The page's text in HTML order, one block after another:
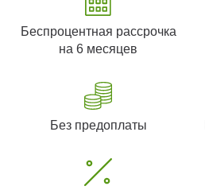
Беспроцентная рассрочка
на 6 месяцев
Без предоплаты